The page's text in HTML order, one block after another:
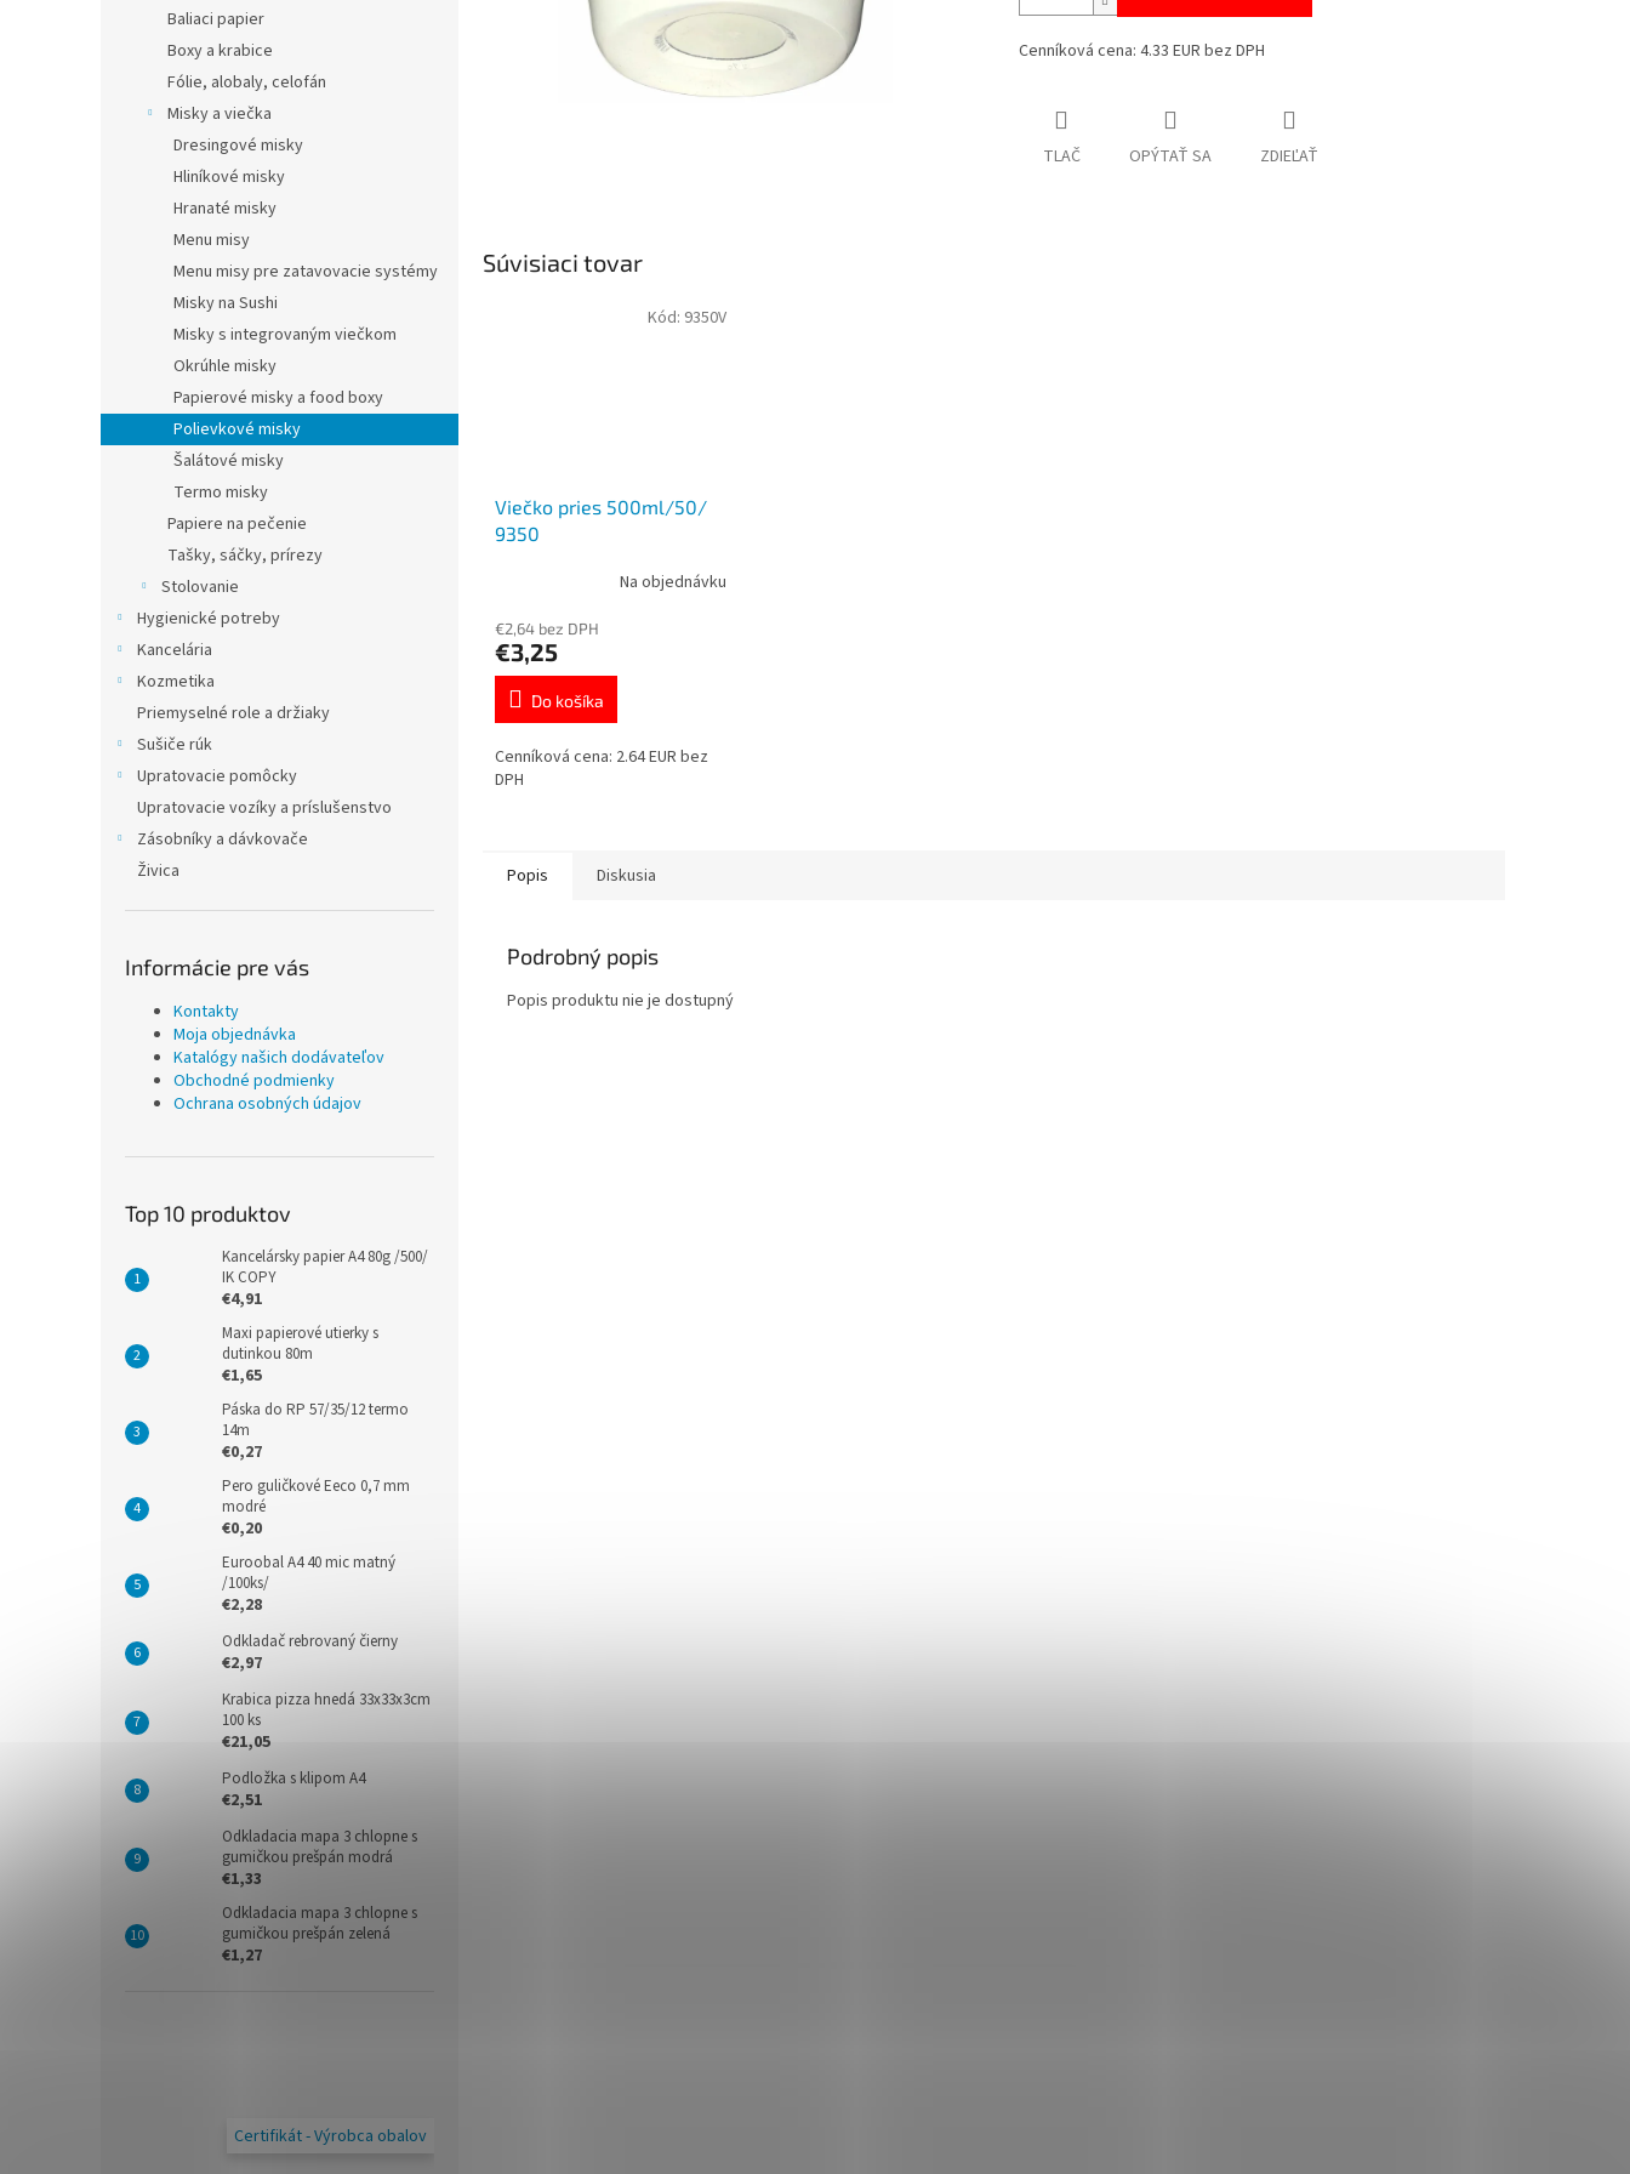
Baliaci papier
Boxy a krabice
Fólie, alobaly, celofán
Misky a viečka
Dresingové misky
Hliníkové misky
Hranaté misky
Menu misy
Menu misy pre zatavovacie systémy
Misky na Sushi
Misky s integrovaným viečkom
Okrúhle misky
Papierové misky a food boxy
Polievkové misky
Šalátové misky
Termo misky
Papiere na pečenie
Tašky, sáčky, prírezy
Stolovanie
Hygienické potreby
Kancelária
Kozmetika
Priemyselné role a držiaky
Sušiče rúk
Upratovacie pomôcky
Upratovacie vozíky a príslušenstvo
Zásobníky a dávkovače
Živica
Informácie pre vás
Kontakty
Moja objednávka
Katalógy našich dodávateľov
Obchodné podmienky
Ochrana osobných údajov
Top 10 produktov
Kancelársky papier A4 80g /500/
IK COPY
€4,91
Maxi papierové utierky s
dutinkou 80m
€1,65
Páska do RP 57/35/12 termo
14m
€0,27
Pero guličkové Eeco 0,7 mm
modré
€0,20
Euroobal A4 40 mic matný
/100ks/
€2,28
Odkladač rebrovaný čierny
€2,97
Krabica pizza hnedá 33x33x3cm
100 ks
€21,05
Podložka s klipom A4
€2,51
Odkladacia mapa 3 chlopne s
gumičkou prešpán modrá
€1,33
Odkladacia mapa 3 chlopne s
gumičkou prešpán zelená
€1,27
Certifikát - Výrobca obalov
Cenníková cena: 4.33 EUR bez DPH
TLAČ OPÝTAŤ SA ZDIEĽAŤ
Súvisiaci tovar
Viečko pries 500ml/50/
9350
Na objednávku
€2,64 bez DPH
€3,25
Do košíka
Cenníková cena: 2.64 EUR bez
DPH
Kód: 9350V
Popis Diskusia
Podrobný popis
Popis produktu nie je dostupný